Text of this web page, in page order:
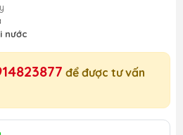
nước
để được tư vấn